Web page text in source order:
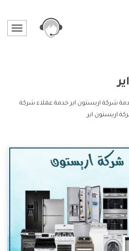
اير
شركة اريستون اير خدمة عملاء شركة
اريستون اير.